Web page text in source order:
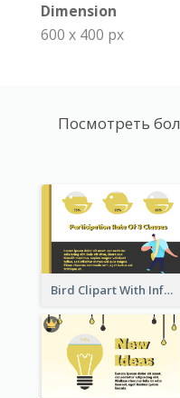
Dimension
600 x 400 px
Посмотреть
Bird Clipart With Information